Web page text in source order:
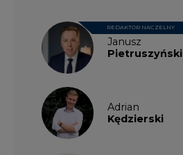
Janusz
Pietruszyński
REDAKTOR NACZELNY
Adrian
Kędzierski